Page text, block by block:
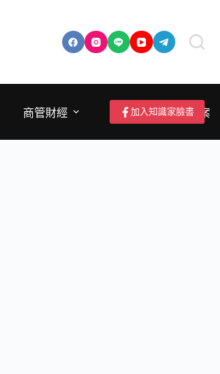
商管財經 成為作者/投稿/提案
加入知識家臉書